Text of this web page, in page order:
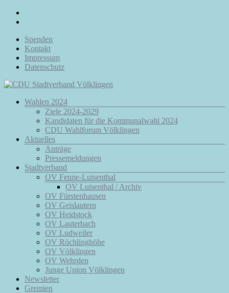
Zum
Inhalt
Spenden
Kontakt
Impressum
Datenschutz
CDU
Stadtverband
Völklingen
Euch.
Menü
Wahlen 2024
Ziele 2024-2029
Kandidaten für die Kommunalwahl 2024
CDU Wahlforum Völklingen
Aktuelles
Anträge
Pressemeldungen
Stadtverband
OV Fenne-Luisenthal
OV Luisenthal / Archiv
OV Fürstenhausen
OV Geislautern
OV Heidstock
OV Lauterbach
OV Ludweiler
OV Röchlinghöhe
OV Völklingen
OV Wehrden
Junge Union Völklingen
Newsletter
Gremien